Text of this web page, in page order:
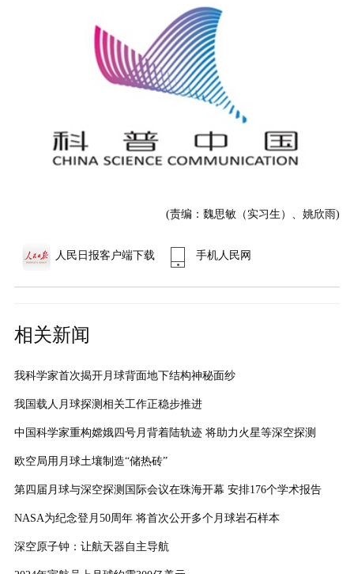
(责编：魏思敏（实习生）、姚欣雨)
人民日报客户端下载 手机人民网
相关新闻
我科学家首次揭开月球背面地下结构神秘面纱
我国载人月球探测相关工作正稳步推进
中国科学家重构嫦娥四号月背着陆轨迹 将助力火星等深空探测
欧空局用月球土壤制造“储热砖”
第四届月球与深空探测国际会议在珠海开幕 安排176个学术报告
NASA为纪念登月50周年 将首次公开多个月球岩石样本
深空原子钟：让航天器自主导航